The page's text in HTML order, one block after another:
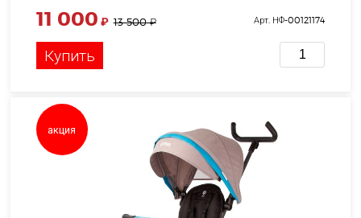
к 32*58*42см
11 000 ₽ 13 500₽ Арт. НФ-00121174
Купить
акция